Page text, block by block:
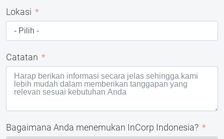
Lokasi
Catatan
Bagaimana Anda menemukan InCorp Indonesia?